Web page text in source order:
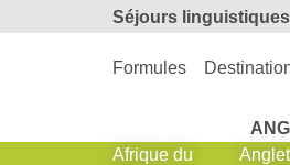
Séjours linguistiques
Formules
Afrique du